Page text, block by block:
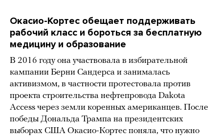
Окасио-Кортес обещает поддерживать
рабочий класс и бороться за бесплатную
медицину и образование
В 2016 году она участвовала в избирательной
кампании Берни Сандерса и занималась
активизмом, в частности протестовала против
проекта строительства нефтепровода Dakota
Access через земли коренных американцев. После
победы Дональда Трампа на президентских
выборах США Окасио-Кортес поняла, что нужно